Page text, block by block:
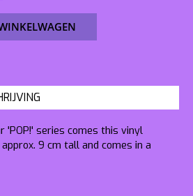
'POP!' series comes this vinyl
9 cm tall and comes in a